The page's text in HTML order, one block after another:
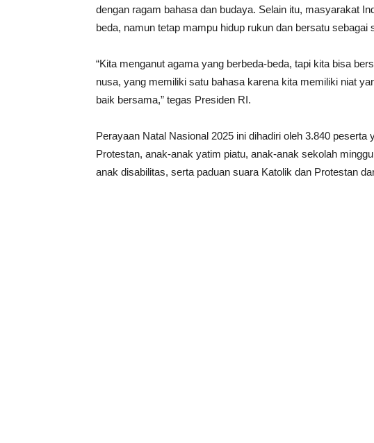
dengan ragam bahasa dan budaya. Selain itu, masyarakat
beda, namun tetap mampu hidup rukun dan bersatu sebagai
“Kita menganut agama yang berbeda-beda, tapi kita bisa
nusa, yang memiliki satu bahasa karena kita memiliki niat
baik bersama,” tegas Presiden RI.
Perayaan Natal Nasional 2025 ini dihadiri oleh 3.840
Protestan, anak-anak yatim piatu, anak-anak sekolah
anak disabilitas, serta paduan suara Katolik dan Protestan